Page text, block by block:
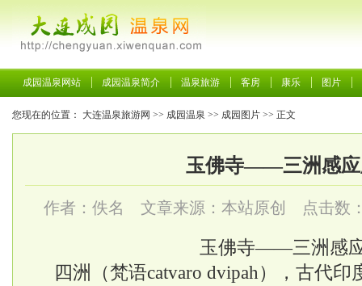
成园温泉网站 成园温泉简介 温泉旅游 客房 康乐 图片
您现在的位置： 大连温泉旅游网 >> 成园温泉 >> 成园图片 >> 正文
玉佛寺——三洲感
作者：佚名 文章来源：本站原创 点击数
玉佛寺——三洲感
四洲（梵语catvaro dvipah），古代